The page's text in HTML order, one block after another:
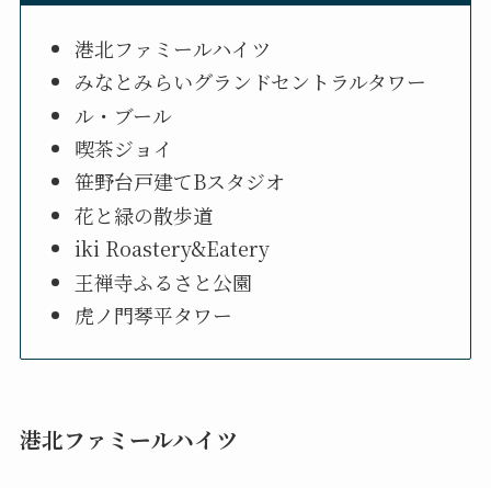
港北ファミールハイツ
みなとみらいグランドセントラルタワー
ル・ブール
喫茶ジョイ
笹野台戸建てBスタジオ
花と緑の散歩道
iki Roastery&Eatery
王禅寺ふるさと公園
虎ノ門琴平タワー
港北ファミールハイツ